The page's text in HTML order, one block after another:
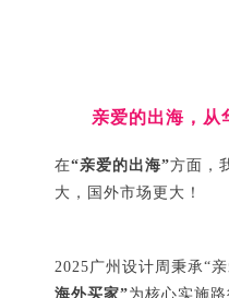
亲爱的出海，从
在“亲爱的出海”方面，
大，国外市场更大！
2025广州设计周秉承“
海外买家”为核心实施